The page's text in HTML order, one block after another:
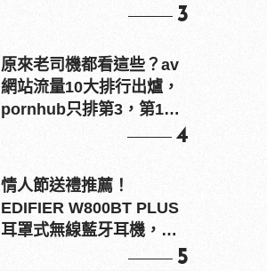
3
原來老司機都看這些？av
網站流量10大排行出爐，
pornhub只排第3，第1名
4
情人節送禮推薦！
EDIFIER W800BT PLUS
耳罩式無線藍牙耳機，在
5